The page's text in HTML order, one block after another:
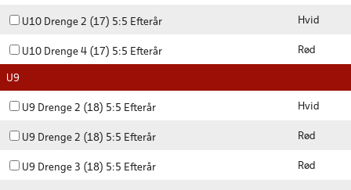
U10 Drenge 2 (17) 5:5 Efterår Hvid
U10 Drenge 4 (17) 5:5 Efterår Rød
U9
U9 Drenge 2 (18) 5:5 Efterår Hvid
U9 Drenge 2 (18) 5:5 Efterår Rød
U9 Drenge 3 (18) 5:5 Efterår Rød